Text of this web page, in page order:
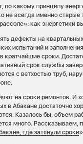
какому принципу
не всегда именно
как энергетики
дефекты на
испытаний и
кратчайшие сроки.
срок службы
с ветхостью труб,
на сроки ремонтов. И
в Абакане достаточно
Казалось бы, объем
много. Рассказываем,
где затянули сроки